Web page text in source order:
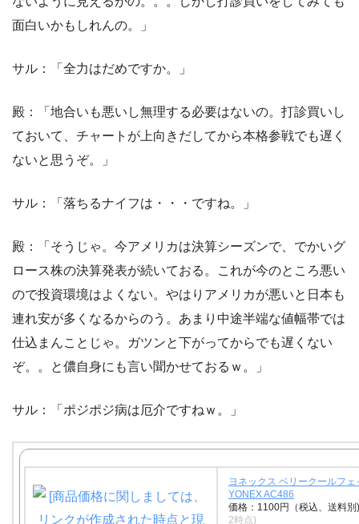
面白いかもしれんの。」
サル：「全力はだめですか。」
殿：「地合いも悪いし無理する必要はないの。打診買いし
ておいて、チャートが上向きだしてから本格参戦でも遅く
ないと思うぞ。」
サル：「落ちるナイフは・・・ですね。」
殿：「そうじゃ。今アメリカは決算シーズンで、でかいグ
ロース株の決算発表が続いておる。これが今のところ悪い
ので投資環境はよくない。やはりアメリカが悪いと日本も
連れ安が多くなるからのう。あまり中途半端な値幅帯では
仕込まんことじゃ。ガツンと下がってからでも遅くない
ぞ。。と儂自身にも言い聞かせておるｗ。」
サル：「ポジポジ病は厄介ですねｗ。」
ヨネックス ベリークールフェ
YONEX AC486
価格：1100円（税込、送料
2時点)